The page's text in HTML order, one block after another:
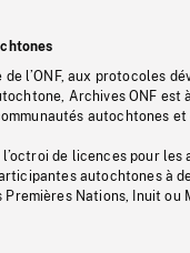
l’ONF, aux protocoles
Archives ONF
autochtones
l’octroi de licences pour
autochtones à
Nations, Inuit ou